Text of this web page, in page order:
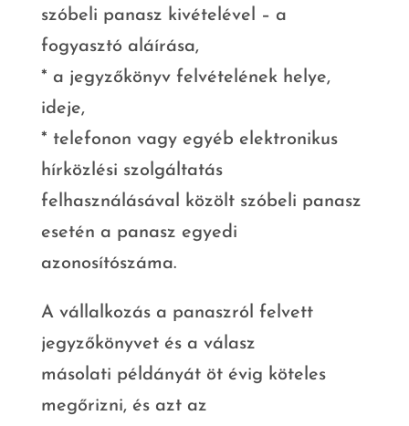
szóbeli panasz kivételével – a
fogyasztó aláírása,
* a jegyzőkönyv felvételének helye,
ideje,
* telefonon vagy egyéb elektronikus
hírközlési szolgáltatás
felhasználásával közölt szóbeli panasz
esetén a panasz egyedi
azonosítószáma.
A vállalkozás a panaszról felvett
jegyzőkönyvet és a válasz
másolati példányát öt évig köteles
megőrizni, és azt az